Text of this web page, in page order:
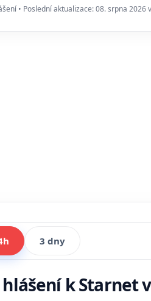
• Poslední aktualizace: 08. srpna 2026
3 dny
k Starnet